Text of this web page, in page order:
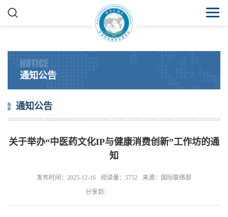
NOTICE
通知公告
通知公告
关于举办“中医药文化IP与健康消费创新”工作坊的通
知
发布时间：2025-12-16 阅读量：5752
来源：国际联络部
分享到：